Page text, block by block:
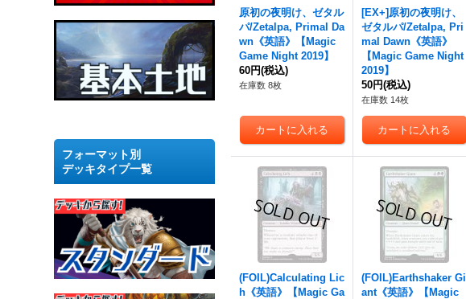
フォーマット別
デッキタイプ一覧
原初の夜明け、ゼタル
パ/Zetalpa, Primal Da
wn《英語》【Magic
Game Night 2019】
60円(税込)
在庫数 8枚
[EX+]原初の夜明け、
ゼタルパ/Zetalpa, Pri
mal Dawn《英語》
【Magic Game Night
2019】
50円(税込)
在庫数 14枚
(FOIL)Calculating Lic
h《英語》【Magic Ga
(FOIL)Earthshaker Gi
ant《英語》【Magic